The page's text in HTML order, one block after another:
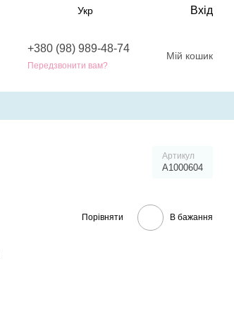
Укр Вхід
+380 (98) 989-48-74
Передзвонити вам?
Мій кошик
Артикул
A1000604
Порівняти В бажання